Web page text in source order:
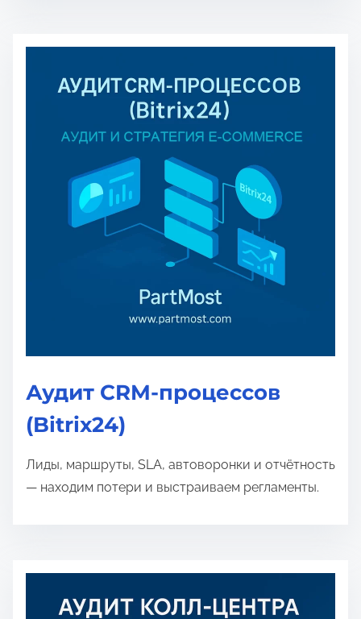
Аудит CRM-процессов
(Bitrix24)
Лиды, маршруты, SLA, автоворонки и отчётность
— находим потери и выстраиваем регламенты.